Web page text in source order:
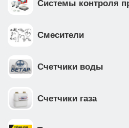
Системы контроля
Смесители
Счетчики воды
Счетчики газа